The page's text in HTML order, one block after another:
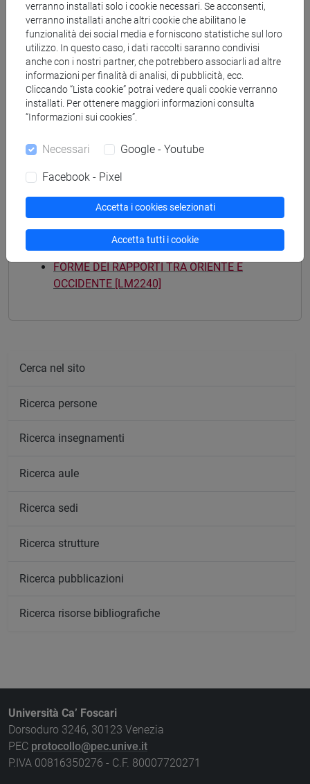
Corsi di studio e percorsi
[FM10] ANTROPOLOGIA CULTURALE,
ETNOLOGIA, ETNOLINGUISTICA - Laurea
magistrale (DM270)
antropologia dell'asia/antropologia dell'ambiente
[LM20] LINGUE E CIVILTÀ DELL'ASIA E
magistrale (DM270)
FORME DEI RAPPORTI TRA ORIENTE E
OCCIDENTE [LM2240]
Cerca nel sito
Ricerca persone
Ricerca insegnamenti
Ricerca aule
Ricerca sedi
Ricerca strutture
Ricerca pubblicazioni
Ricerca risorse bibliografiche
Università Ca’ Foscari
Dorsoduro 3246, 30123 Venezia
PEC protocollo@pec.unive.it
P.IVA 00816350276 - C.F. 80007720271
verranno installati solo i cookie necessari. Se acconsenti,
verranno installati anche altri cookie che abilitano le
funzionalità dei social media e forniscono statistiche sul loro
utilizzo. In questo caso, i dati raccolti saranno condivisi
anche con i nostri partner, che potrebbero associarli ad altre
informazioni per finalità di analisi, di pubblicità, ecc.
Cliccando “Lista cookie” potrai vedere quali cookie verranno
installati. Per ottenere maggiori informazioni consulta
“Informazioni sui cookies”.
Necessari Google - Youtube
Facebook - Pixel
Accetta i cookies selezionati
Accetta tutti i cookie